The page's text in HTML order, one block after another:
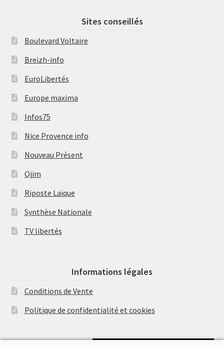
Sites conseillés
Boulevard Voltaire
Breizh-info
EuroLibertés
Europe maxima
Infos75
Nice Provence info
Nouveau Présent
Ojim
Riposte Laïque
Synthèse Nationale
TV libertés
Informations légales
Conditions de Vente
Politique de confidentialité et cookies